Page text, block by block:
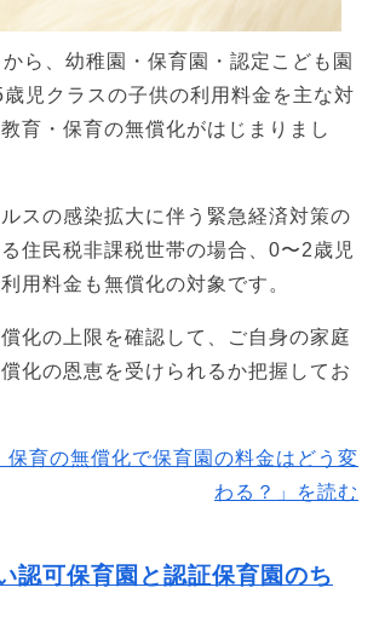
ら、幼稚園・保育園・認定こども園
児クラスの子供の利用料金を主な対
育・保育の無償化がはじまりまし
スの感染拡大に伴う緊急経済対策の
住民税非課税世帯の場合、0〜2歳児
用料金も無償化の対象です。
化の上限を確認して、ご自身の家庭
化の恩恵を受けられるか把握してお
保育の無償化で保育園の料金はどう変
わる？」を読む
認可保育園と認証保育園のち